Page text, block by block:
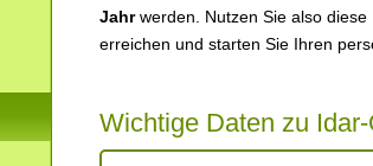
Jahrwerden. Nutzen Sie also diese
erreichen und starten Sie Ihren
Wichtige Daten zu